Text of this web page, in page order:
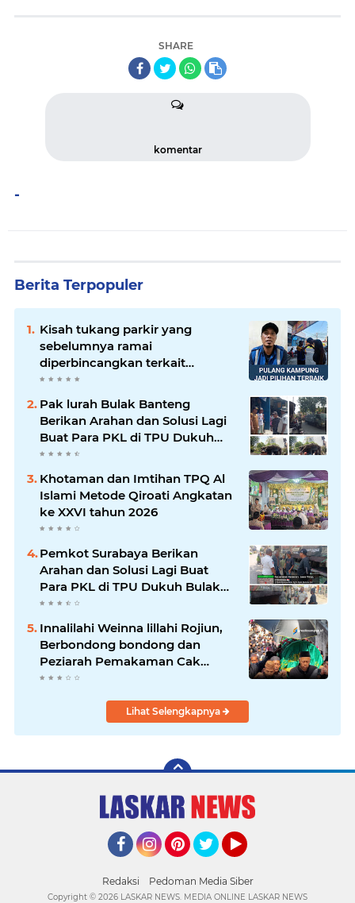
SHARE
komentar
-
Berita Terpopuler
Kisah tukang parkir yang
sebelumnya ramai
diperbincangkan terkait
persoalan parkir gratis di
kini memasuki babak baru.
Pak lurah Bulak Banteng
Berikan Arahan dan Solusi Lagi
Buat Para PKL di TPU Dukuh
Bulak Banteng Surabaya
Khotaman dan Imtihan TPQ Al
Islami Metode Qiroati Angkatan
ke XXVI tahun 2026
Pemkot Surabaya Berikan
Arahan dan Solusi Lagi Buat
Para PKL di TPU Dukuh Bulak
Banteng Surabaya
Innalilahi Weinna lillahi Rojiun,
Berbondong bondong dan
Peziarah Pemakaman Cak
Soleh.
Lihat Selengkapnya
Redaksi Pedoman Media Siber
Copyright © 2026 LASKAR NEWS. MEDIA ONLINE LASKAR NEWS